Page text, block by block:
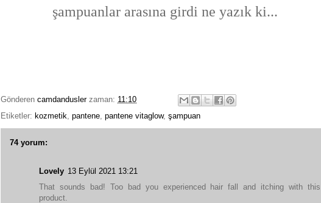
şampuanlar arasına girdi ne yazık ki...
Gönderen camdandusler zaman: 11:10
Etiketler: kozmetik pantene pantene vitaglow, şampuan
74 yorum:
Lovely 13 Eylül 2021 13:21
That sounds bad! Too bad you experienced hair fall and itching with this
product.